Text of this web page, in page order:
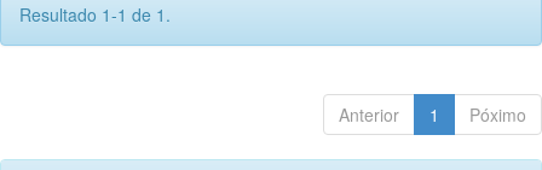
Resultado 1-1 de 1.
Anterior 1 Póximo